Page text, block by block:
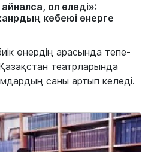
ол өледі»:
көбеюі өнерге
өнердің арасында тепе-
театрларында
саны артып келеді.